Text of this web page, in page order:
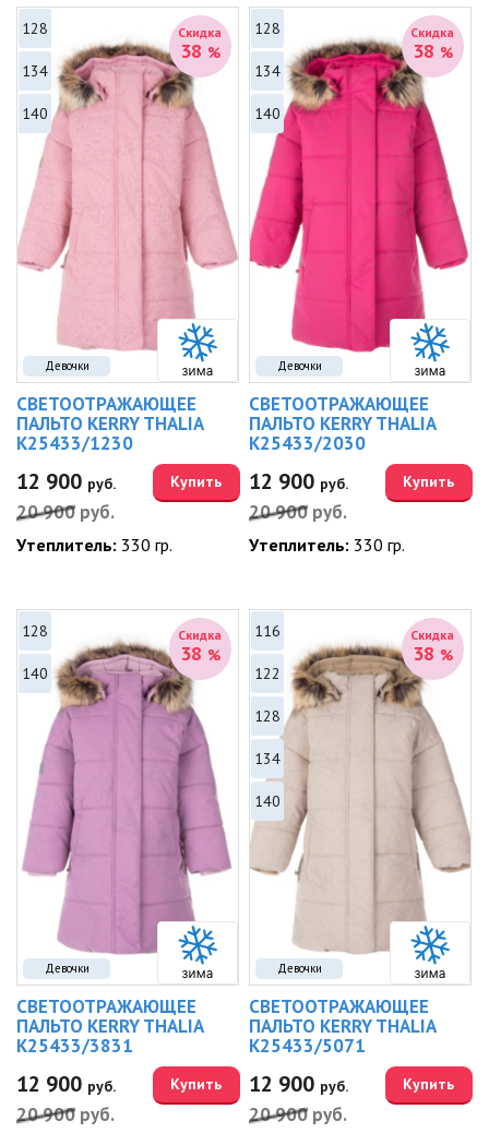
Девочки
Скидка
38 %
128
134
140
СВЕТООТРАЖАЮЩЕЕ
ПАЛЬТО KERRY THALIA
K25433/1230
12 900 руб.
20 900 руб.
Купить
Утеплитель: 330 гр.
Девочки
Скидка
38 %
128
134
140
СВЕТООТРАЖАЮЩЕЕ
ПАЛЬТО KERRY THALIA
K25433/2030
12 900 руб.
20 900 руб.
Купить
Утеплитель: 330 гр.
Девочки
Скидка
38 %
128
140
СВЕТООТРАЖАЮЩЕЕ
ПАЛЬТО KERRY THALIA
K25433/3831
12 900 руб.
20 900 руб.
Купить
Девочки
Скидка
38 %
116
122
128
134
140
СВЕТООТРАЖАЮЩЕЕ
ПАЛЬТО KERRY THALIA
K25433/5071
12 900 руб.
20 900 руб.
Купить